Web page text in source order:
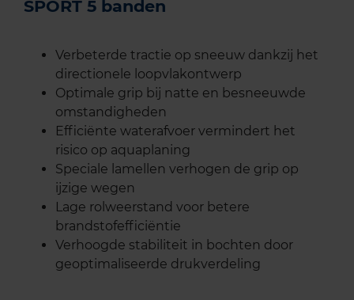
SPORT 5 banden
Verbeterde tractie op sneeuw dankzij het
directionele loopvlakontwerp
Optimale grip bij natte en besneeuwde
omstandigheden
Efficiënte waterafvoer vermindert het
risico op aquaplaning
Speciale lamellen verhogen de grip op
ijzige wegen
Lage rolweerstand voor betere
brandstofefficiëntie
Verhoogde stabiliteit in bochten door
geoptimaliseerde drukverdeling